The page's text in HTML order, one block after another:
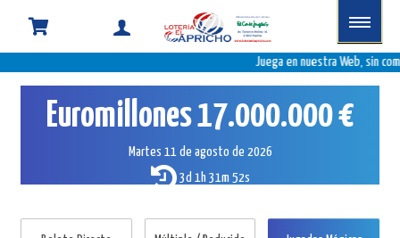
Euromillones
Jugadas
Mágicas
Juega en nuestra Web, sin
Euromillones17.000.000 €
Martes 11 de agosto de 2026
3d 1h 31m 51s